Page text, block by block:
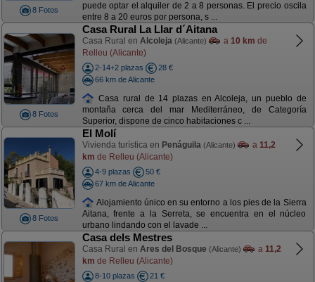
8 Fotos
puede optar el alquiler de 2 a 8 personas. El precio oscila
entre 8 a 20 euros por persona, s ...
8 Fotos
Casa Rural La Llar d´Aitana
Casa Rural en Alcoleja (Alicante) a 10 km de
Relleu (Alicante)
2-14+2 plazas
28 €
66 km de Alicante
Casa rural de 14 plazas en Alcoleja, un pueblo de
montaña cerca del mar Mediterráneo, de Categoría
Superior, dispone de cinco habitaciones c ...
8 Fotos
El Molí
Vivienda turística en Penáguila (Alicante) a 11,2
km de Relleu (Alicante)
4-9 plazas
50 €
67 km de Alicante
Alojamiento único en su entorno a los pies de la Sierra
Aitana, frente a la Serreta, se encuentra en el núcleo
urbano lindando con el lavade ...
Casa dels Mestres
Casa Rural en Ares del Bosque (Alicante) a 11,2
km de Relleu (Alicante)
8-10 plazas
21 €